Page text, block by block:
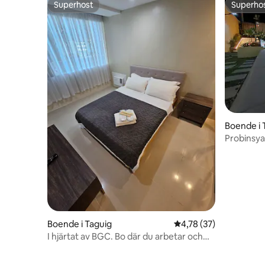
Superhost
Superhost
Boende i Taguig 4,78 av 5 i
4,78 (37)
I hjärtat av BGC. Bo där du arbetar och
Boende i